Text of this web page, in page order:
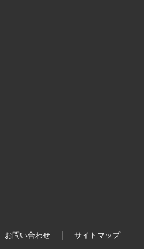
お問い合わせ サイトマップ